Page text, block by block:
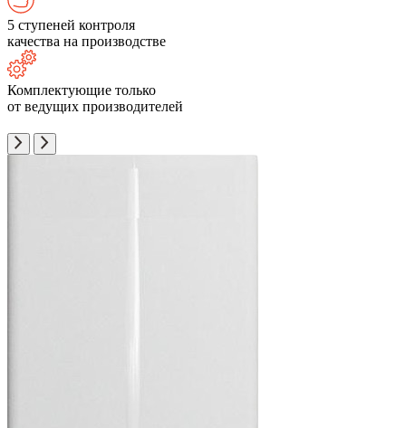
5 ступеней контроля
качества на производстве
Комплектующие только
от ведущих производителей